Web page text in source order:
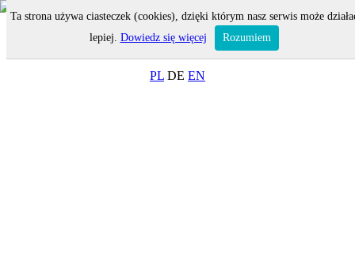
MENU
ON-LINE SHOP
PL DE EN
Ta strona używa ciasteczek (cookies), dzięki którym nasz serwis może
lepiej. Dowiedz się więcej Rozumiem